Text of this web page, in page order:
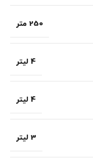
250 متر
4 لیتر
4 لیتر
3 لیتر